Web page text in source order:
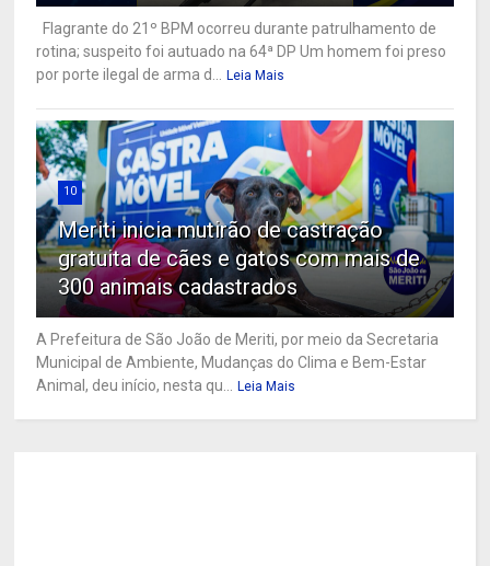
Flagrante do 21º BPM ocorreu durante patrulhamento de
rotina; suspeito foi autuado na 64ª DP Um homem foi preso
por porte ilegal de arma d... Leia Mais
10
Meriti inicia mutirão de castração
gratuita de cães e gatos com mais de
300 animais cadastrados
A Prefeitura de São João de Meriti, por meio da Secretaria
Municipal de Ambiente, Mudanças do Clima e Bem-Estar
Animal, deu início, nesta qu... Leia Mais